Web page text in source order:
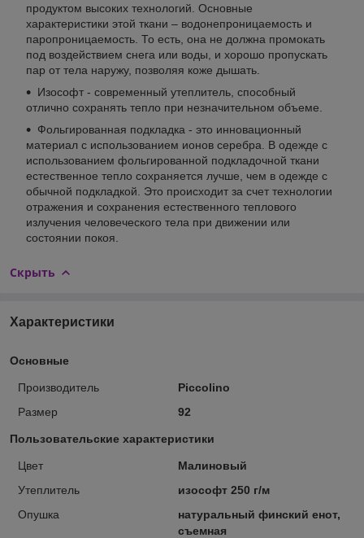
продуктом высоких технологий. Основные
характеристики этой ткани – водонепроницаемость и
паропроницаемость. То есть, она не должна промокать
под воздействием снега или воды, и хорошо пропускать
пар от тела наружу, позволяя коже дышать.
Изософт - современный утеплитель, способный
отлично сохранять тепло при незначительном объеме.
Фольгированная подкладка - это инновационный
материал с использованием ионов серебра. В одежде с
использованием фольгированной подкладочной ткани
естественное тепло сохраняется лучше, чем в одежде с
обычной подкладкой. Это происходит за счет технологии
отражения и сохранения естественного теплового
излучения человеческого тела при движении или
состоянии покоя.
Скрыть
Характеристики
Основные
Производитель
Piccolino
Размер
92
Пользовательские характеристики
Цвет
Малиновый
Утеплитель
изософт 250 г/м
Опушка
натуральный финский енот,
съемная